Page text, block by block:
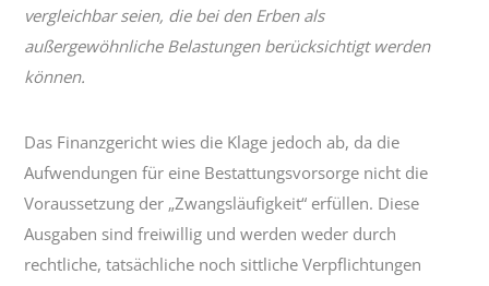
vergleichbar seien, die bei den Erben als
außergewöhnliche Belastungen berücksichtigt werden
können.
Das Finanzgericht wies die Klage jedoch ab, da die
Aufwendungen für eine Bestattungs­vorsorge nicht die
Voraussetzung der „Zwangsläufigkeit“ erfüllen. Diese
Ausgaben sind freiwillig und werden weder durch
rechtliche, tatsächliche noch sittliche Verpflichtungen